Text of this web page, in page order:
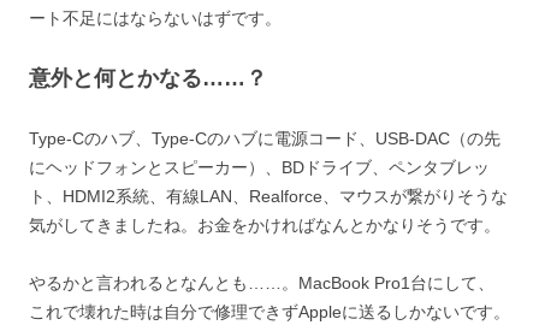
ート不足にはならないはずです。
意外と何とかなる……？
Type-Cのハブ、Type-Cのハブに電源コード、USB-DAC（の先
にヘッドフォンとスピーカー）、BDドライブ、ペンタブレッ
ト、HDMI2系統、有線LAN、Realforce、マウスが繋がりそうな
気がしてきましたね。お金をかければなんとかなりそうです。
やるかと言われるとなんとも……。MacBook Pro1台にして、
これで壊れた時は自分で修理できずAppleに送るしかないです。